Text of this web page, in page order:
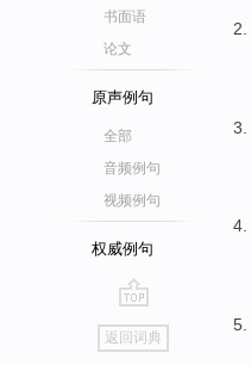
书面语
论文
原声例句
全部
音频例句
视频例句
权威例句
go
top
返回词典